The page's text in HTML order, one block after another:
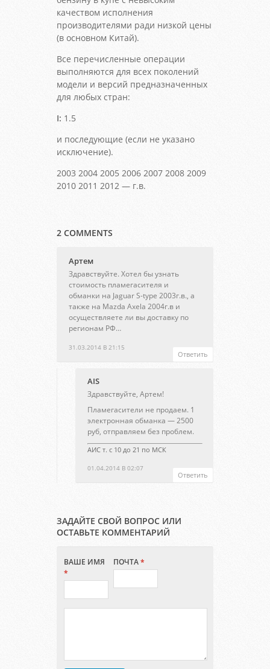
качеством исполнения
производителями ради низкой цены
(в основном Китай).
Все перечисленные операции
выполняются для всех поколений
модели и версий предназначенных
для любых стран:
I: 1.5
и последующие (если не указано
исключение).
2003 2004 2005 2006 2007 2008 2009
2010 2011 2012 — г.в.
2 COMMENTS
Артем
31.03.2014 В 21:15
Здравствуйте. Хотел бы узнать
стоимость пламегасителя и
обманки на Jaguar S-type 2003г.в., а
также на Mazda Axela 2004г.в и
осуществляете ли вы доставку по
регионам РФ…
Ответить
AIS
01.04.2014 В 02:07
Здравствуйте, Артем!
Пламегасители не продаем. 1
электронная обманка — 2500
руб, отправляем без проблем.
АИС т. с 10 до 21 по МСК
Ответить
ЗАДАЙТЕ СВОЙ ВОПРОС ИЛИ
ОСТАВЬТЕ КОММЕНТАРИЙ
ВАШЕ ИМЯ
*
ПОЧТА*